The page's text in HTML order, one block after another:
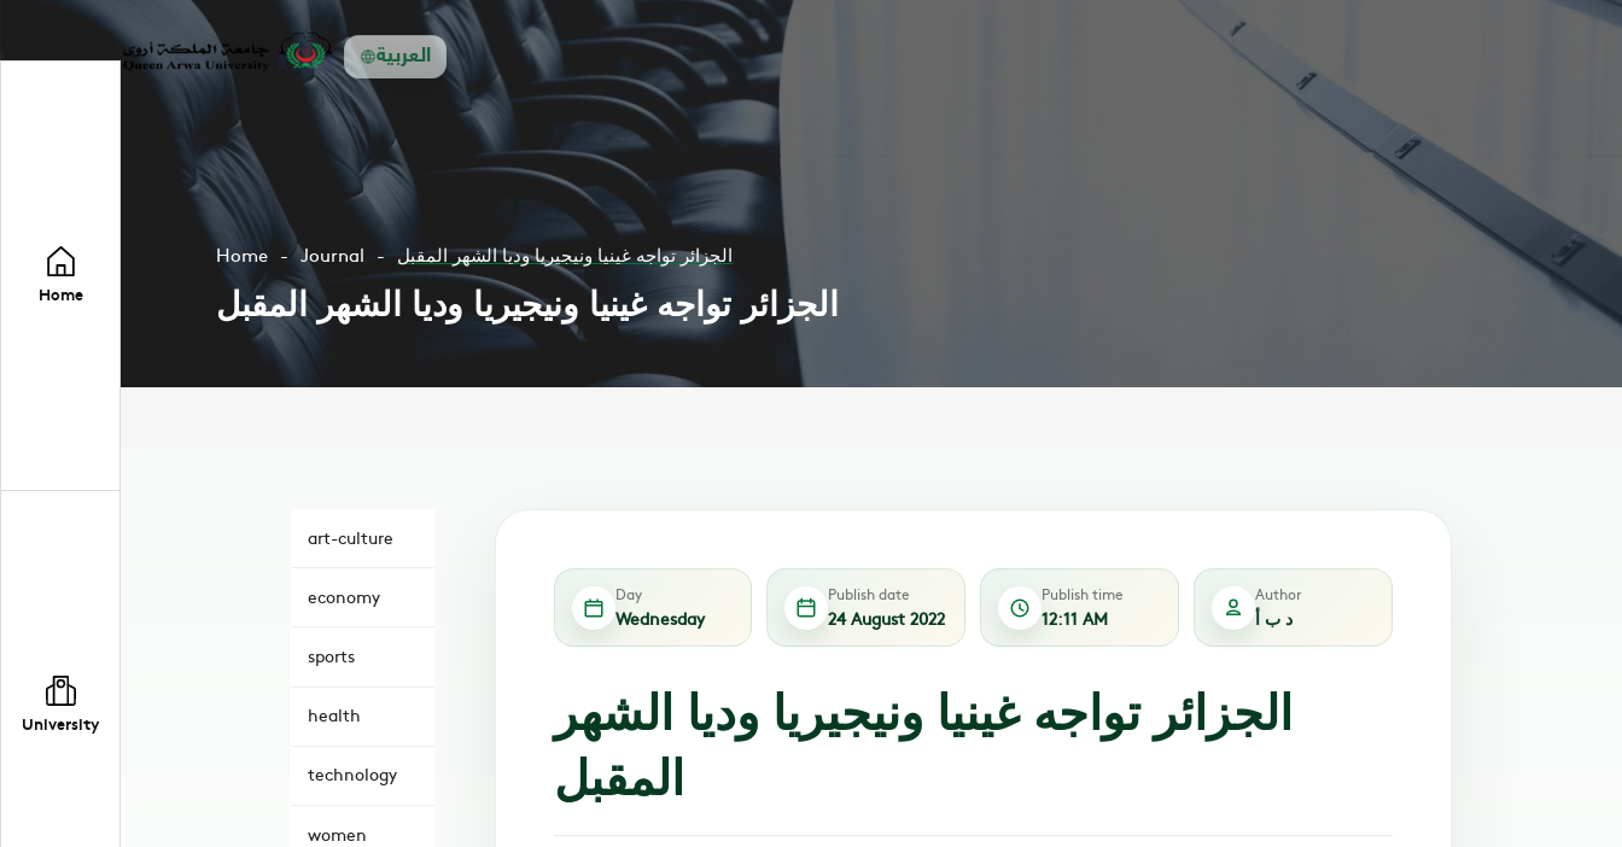
العربية
Home
University
Home Journal الجزائر تواجه غينيا ونيجيريا وديا الشهر المقبل
الجزائر تواجه غينيا ونيجيريا وديا الشهر المقبل
art-culture
economy
sports
health
technology
women
Day
Wednesday
Publish date
24 August 2022
Publish time
12:11 AM
Author
د ب أ
الجزائر تواجه غينيا ونيجيريا وديا الشهر
المقبل